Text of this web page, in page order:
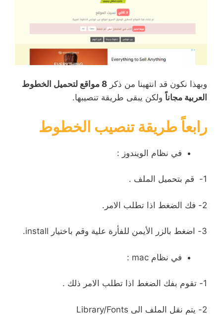
وبهذا نكون قد انتهينا من ذكر
8 مواقع لتحميل الخطوط
العربية مجاناً ولكن يبقى طريقة تنصيبها.
رابعاً طريقة تنصيب الخطوط
في نظام الويندوز :
1- قم بتحميل الملف .
2- فك الضغط اذا تطلب الامر.
3- اضغط بالزر الأيمن للفأرة علية وقم باختيار install.
في نظام mac :
1- تقوم بفك الضغط اذا تطلب الامر ذلك .
2- يتم نقل الملف الى Library/Fonts